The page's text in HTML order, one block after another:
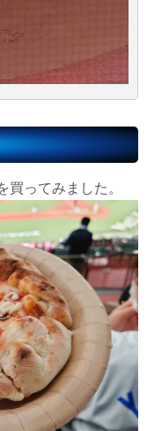
買ってみました。